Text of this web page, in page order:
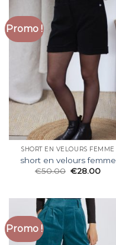
Promo !
SHORT EN VELOURS FEMME
short en velours femme
€50.00 €28.00
Promo !